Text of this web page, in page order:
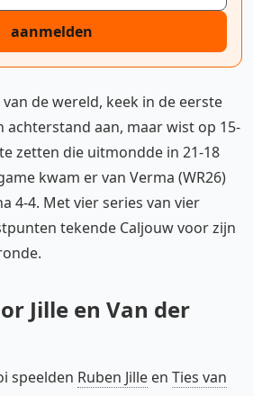
aanmelden
de wereld, keek in de eerste
achterstand aan, maar wist op 15-
zetten die uitmondde in 21-18
kwam er van Verma (WR26)
4-4. Met vier series van vier
tekende Caljouw voor zijn
Jille en Van der
speelden Ruben Jille en Ties van